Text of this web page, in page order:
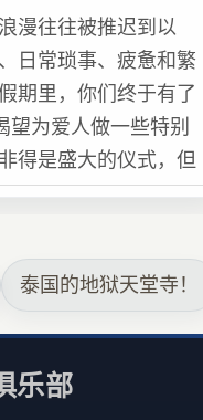
漫往往被推迟到以
日常琐事、疲惫和繁
期里，你们终于有了
为爱人做一些特别
得是盛大的仪式，但
泰国的地狱天堂寺！
乐部